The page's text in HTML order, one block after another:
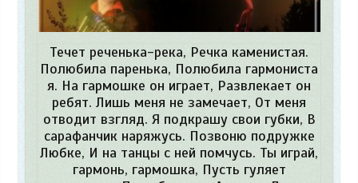
Течет реченька-река, Речка каменистая.
Полюбила паренька, Полюбила гармониста
я. На гармошке он играет, Развлекает он
ребят. Лишь меня не замечает, От меня
отводит взгляд. Я подкрашу свои губки, В
сарафанчик наряжусь. Позвоню подружке
Любке, И на танцы с ней помчусь. Ты играй,
гармонь, гармошка, Пусть гуляет